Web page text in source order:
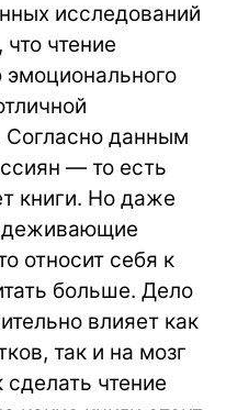
исследований
чтение
эмоционального
Согласно данным
— то есть
книги. Но даже
относит себя к
больше. Дело
влияет как
так и на мозг
чтение